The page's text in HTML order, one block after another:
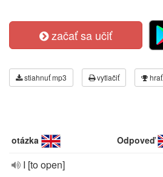
začať sa učiť
stiahnuť mp3 vytlačiť hrať
otázka Odpoveď
I [to open]